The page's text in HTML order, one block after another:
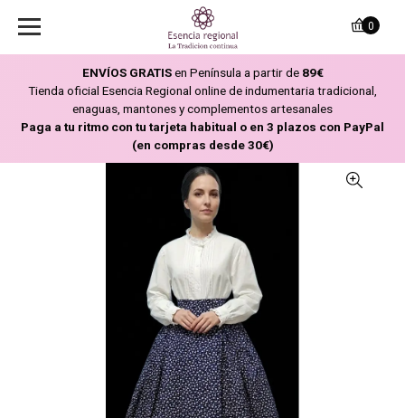
ENVÍOS GRATISen Península a partir de 89€
Tienda oficial Esencia Regional online de indumentaria tradicional,
enaguas, mantones y complementos artesanales
Paga a tu ritmo con tu tarjeta habitual o en 3 plazos con PayPal
(en compras desde 30€)
0